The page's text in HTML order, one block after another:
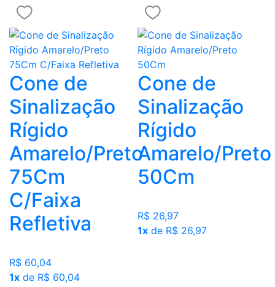
Cone de
Sinalização
Rígido
Amarelo/Preto
75Cm
C/Faixa
Refletiva
R$ 60,04
1x de R$ 60,04
Cone de
Sinalização
Rígido
Amarelo/Preto
50Cm
R$ 26,97
1x de R$ 26,97